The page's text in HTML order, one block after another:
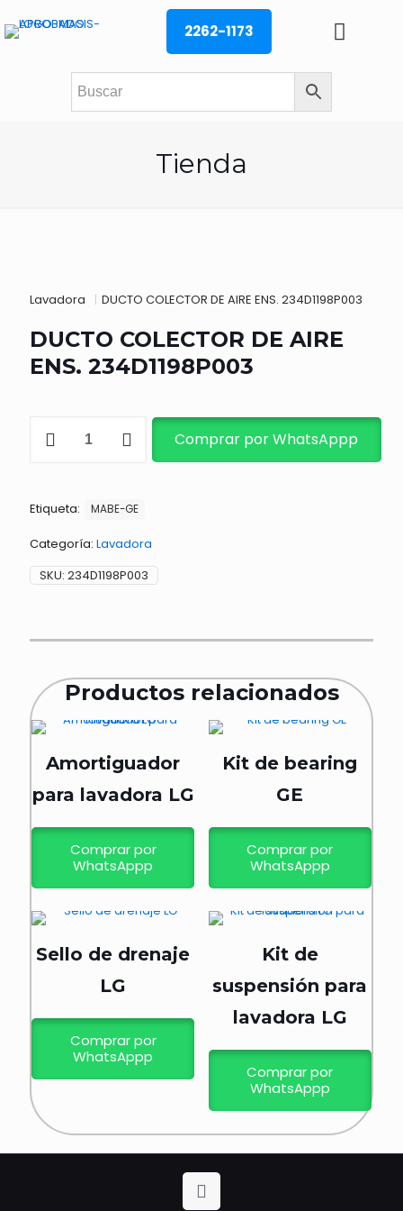
2262-1173
Tienda
Lavadora | DUCTO COLECTOR DE AIRE ENS. 234D1198P003
DUCTO COLECTOR DE AIRE
ENS. 234D1198P003
COLECTOR
234D1198P003
Comprar por WhatsAppp
Etiqueta: MABE-GE
Categoría: Lavadora
SKU: 234D1198P003
Productos relacionados
Amortiguador
para lavadora LG
Comprar por
WhatsAppp
Kit de bearing
GE
Comprar por
WhatsAppp
Sello de drenaje
LG
Comprar por
WhatsAppp
Kit de
suspensión para
lavadora LG
Comprar por
WhatsAppp